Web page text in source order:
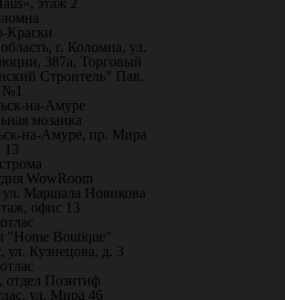
этаж 2
Краски
г. Коломна, ул.
387а, Торговый
Строитель" Пав.
№1
на-Амуре
мозаика
на-Амуре, пр. Мира
13
WowRoom
ул. Маршала Новикова
офис 13
"Home Boutique"
ул. Кузнецова, д. 3
Позитиф
ул. Мира 46